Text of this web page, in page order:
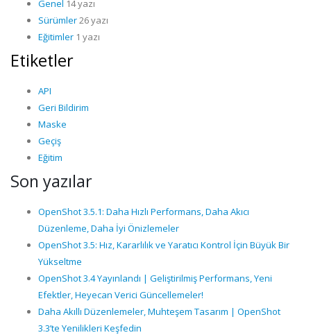
Genel 14 yazı
Sürümler26 yazı
Eğitimler 1 yazı
Etiketler
API
Geri Bildirim
Maske
Geçiş
Eğitim
Son yazılar
OpenShot 3.5.1: Daha Hızlı Performans, Daha Akıcı
Düzenleme, Daha İyi Önizlemeler
OpenShot 3.5: Hız, Kararlılık ve Yaratıcı Kontrol İçin Büyük Bir
Yükseltme
OpenShot 3.4 Yayınlandı | Geliştirilmiş Performans, Yeni
Efektler, Heyecan Verici Güncellemeler!
Daha Akıllı Düzenlemeler, Muhteşem Tasarım | OpenShot
3.3’te Yenilikleri Keşfedin